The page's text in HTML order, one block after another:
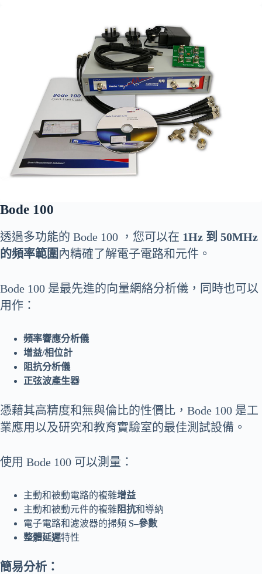
Bode 100
透過多功能的 Bode 100 ，您可以在 1Hz 到 50MHz
的頻率範圍 內精確了解電子電路和元件。
Bode 100 是最先進的向量網絡分析儀，同時也可以
用作：
頻率響應分析儀
增益/相位計
阻抗分析儀
正弦波產生器
憑藉其高精度和無與倫比的性價比，Bode 100 是工
業應用以及研究和教育實驗室的最佳測試設備。
使用 Bode 100 可以測量：
主動和被動電路的複雜增益
主動和被動元件的複雜阻抗和導納
電子電路和濾波器的掃頻 S–參數
整體延遲特性
簡易分析：